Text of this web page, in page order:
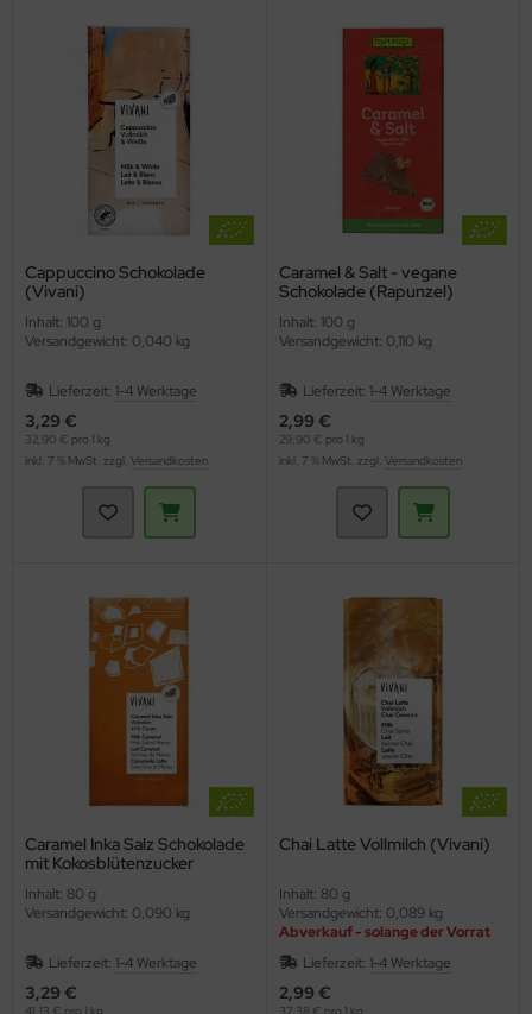
Cappuccino Schokolade
(Vivani)
Inhalt: 100 g
Versandgewicht: 0,040 kg
Lieferzeit: 1-4 Werktage
3,29 €
32,90 € pro 1 kg
inkl. 7 % MwSt. zzgl. Versandkosten
Caramel & Salt - vegane
Schokolade (Rapunzel)
Inhalt: 100 g
Versandgewicht: 0,110 kg
Lieferzeit: 1-4 Werktage
2,99 €
29,90 € pro 1 kg
inkl. 7 % MwSt. zzgl. Versandkosten
Caramel Inka Salz Schokolade
mit Kokosblütenzucker
Inhalt: 80 g
Versandgewicht: 0,090 kg
Lieferzeit: 1-4 Werktage
3,29 €
41,13 € pro 1 kg
Chai Latte Vollmilch (Vivani)
Inhalt: 80 g
Versandgewicht: 0,089 kg
Abverkauf - solange der Vorrat
reicht
Lieferzeit: 1-4 Werktage
2,99 €
37,38 € pro 1 kg